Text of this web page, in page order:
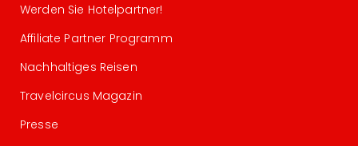
Werden Sie Hotelpartner!
Affiliate Partner Programm
Nachhaltiges Reisen
Travelcircus Magazin
Presse